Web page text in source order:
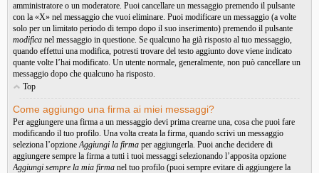
amministratore o un moderatore. Puoi cancellare un messaggio premendo il pulsante
con la «X» nel messaggio che vuoi eliminare. Puoi modificare un messaggio (a volte
solo per un limitato periodo di tempo dopo il suo inserimento) premendo il pulsante
modifica nel messaggio in questione. Se qualcuno ha già risposto al tuo messaggio,
quando effettui una modifica, potresti trovare del testo aggiunto dove viene indicato
quante volte l’hai modificato. Un utente normale, generalmente, non può cancellare un
messaggio dopo che qualcuno ha risposto.
Top
Come aggiungo una firma ai miei messaggi?
Per aggiungere una firma a un messaggio devi prima crearne una, cosa che puoi fare
modificando il tuo profilo. Una volta creata la firma, quando scrivi un messaggio
seleziona l’opzioneAggiungi la firma per aggiungerla. Puoi anche decidere di
aggiungere sempre la firma a tutti i tuoi messaggi selezionando l’apposita opzione
Aggiungi sempre la mia firma nel tuo profilo (puoi sempre evitare di aggiungere la